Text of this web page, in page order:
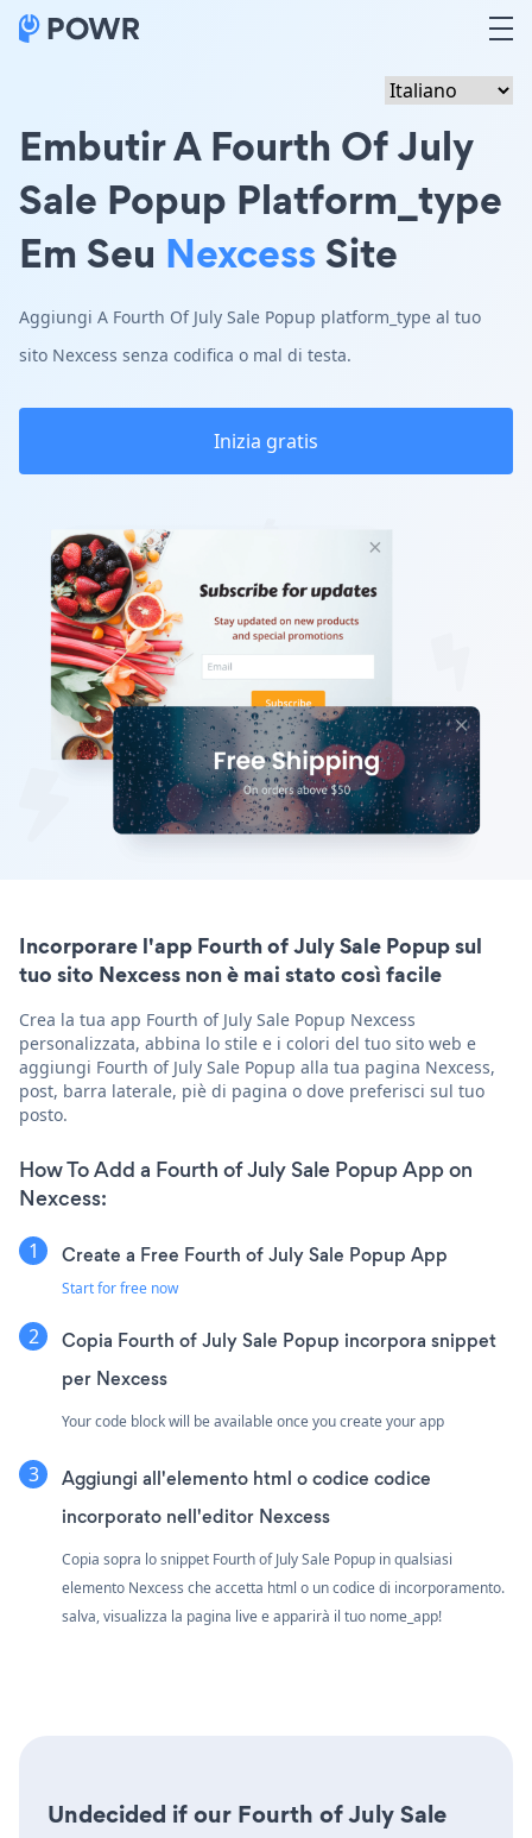
Embutir A Fourth Of July
Sale Popup Platform_type
Em Seu NexcessSite
Aggiungi A Fourth Of July Sale Popup platform_type al tuo
sito Nexcess senza codifica o mal di testa.
Inizia gratis
Incorporare l'app Fourth of July Sale Popup sul
tuo sito Nexcess non è mai stato così facile
Crea la tua app Fourth of July Sale Popup Nexcess
personalizzata, abbina lo stile e i colori del tuo sito web e
aggiungi Fourth of July Sale Popup alla tua pagina Nexcess,
post, barra laterale, piè di pagina o dove preferisci sul tuo
posto.
How To Add a Fourth of July Sale Popup App on
Nexcess:
Create a Free Fourth of July Sale Popup App
Start for free now
Copia Fourth of July Sale Popup incorpora snippet
per Nexcess
Your code block will be available once you create your app
Aggiungi all'elemento html o codice codice
incorporato nell'editor Nexcess
Copia sopra lo snippet Fourth of July Sale Popup in qualsiasi
elemento Nexcess che accetta html o un codice di incorporamento.
salva, visualizza la pagina live e apparirà il tuo nome_app!
Undecided if our Fourth of July Sale